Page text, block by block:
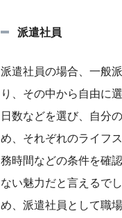
派遣社員
派遣社員の場合、一般
り、その中から自由に
日数などを選び、自分
め、それぞれのライフ
務時間などの条件を確
ない魅力だと言えるで
め、派遣社員として職